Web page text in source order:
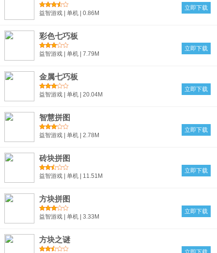
益智游戏 | 单机 | 0.86M
立即下载
彩色七巧板
益智游戏 | 单机 | 7.79M
立即下载
金属七巧板
益智游戏 | 单机 | 20.04M
立即下载
智慧拼图
益智游戏 | 单机 | 2.78M
立即下载
砖块拼图
益智游戏 | 单机 | 11.51M
立即下载
方块拼图
益智游戏 | 单机 | 3.33M
立即下载
方块之谜